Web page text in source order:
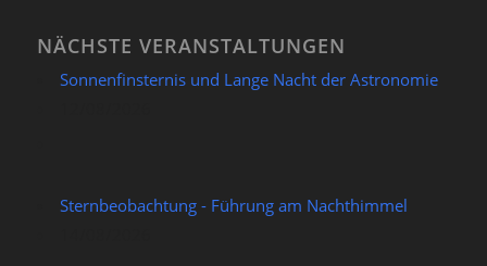
NÄCHSTE VERANSTALTUNGEN
Sonnenfinsternis und Lange Nacht der Astronomie
Sternbeobachtung - Führung am Nachthimmel